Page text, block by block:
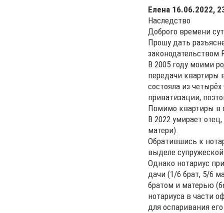
Елена 16.06.2022,
Наследство
Доброго времени
Прошу дать
законодательством
В 2005 году моими
передачи квартиры
состояла из
приватизации,
Помимо квартиры в
В 2022 умирает
матери).
Обратившись к
выделе
Однако нотариус
дачи (1/6 брат, 5/6
братом и матерью
нотариуса в части
для оспаривания